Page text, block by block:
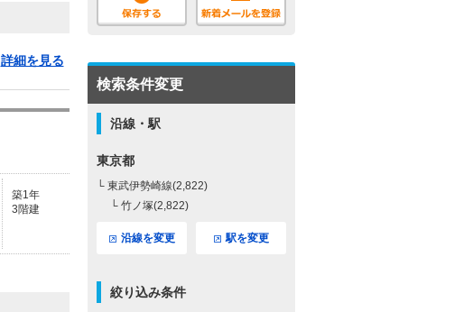
詳細を見る
築1年
3階建
検索条件変更
沿線・駅
東京都
└ 東武伊勢崎線(2,822)
└ 竹ノ塚(2,822)
沿線を変更 駅を変更
絞り込み条件